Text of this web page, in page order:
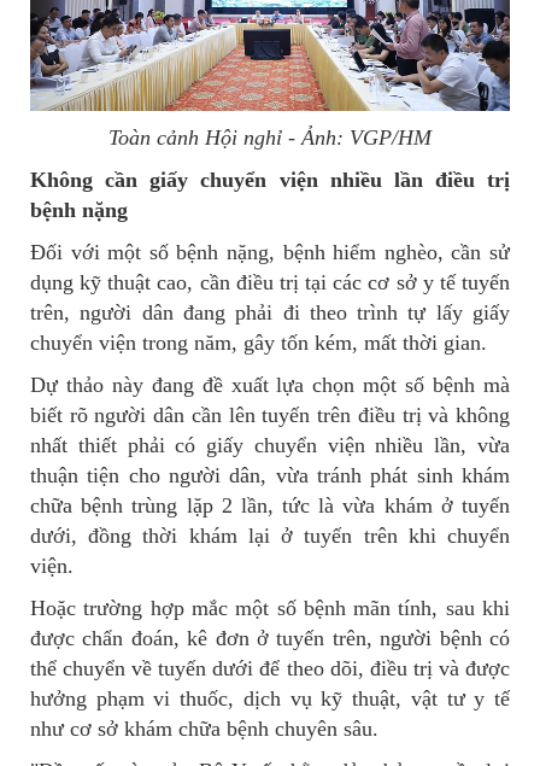
Toàn cảnh Hội nghỉ - Ảnh: VGP/HM
Không cần giấy chuyển viện nhiều lần điều trị
bệnh nặng
Đối với một số bệnh nặng, bệnh hiểm nghèo, cần sử
dụng kỹ thuật cao, cần điều trị tại các cơ sở y tế tuyến
trên, người dân đang phải đi theo trình tự lấy giấy
chuyển viện trong năm, gây tốn kém, mất thời gian.
Dự thảo này đang đề xuất lựa chọn một số bệnh mà
biết rõ người dân cần lên tuyến trên điều trị và không
nhất thiết phải có giấy chuyển viện nhiều lần, vừa
thuận tiện cho người dân, vừa tránh phát sinh khám
chữa bệnh trùng lặp 2 lần, tức là vừa khám ở tuyến
dưới, đồng thời khám lại ở tuyến trên khi chuyển
viện.
Hoặc trường hợp mắc một số bệnh mãn tính, sau khi
được chẩn đoán, kê đơn ở tuyến trên, người bệnh có
thể chuyển về tuyến dưới để theo dõi, điều trị và được
hưởng phạm vi thuốc, dịch vụ kỹ thuật, vật tư y tế
như cơ sở khám chữa bệnh chuyên sâu.